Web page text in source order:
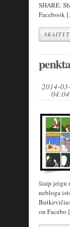
SHARE:
Facebook
2014-
04:04
šiaip jeigu
nebloga
on Facebo